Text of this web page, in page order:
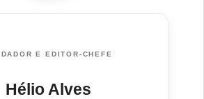
E EDITOR-CHEFE
Hélio Alves